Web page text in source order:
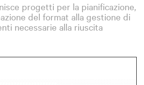
progetti per la pianificazione,
del format alla gestione di
necessarie alla riuscita